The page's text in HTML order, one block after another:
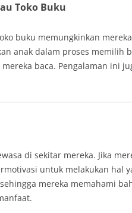
Toko Buku
buku memungkinkan
anak dalam proses memilih
baca. Pengalaman ini
di sekitar mereka. Jika
untuk melakukan hal
mereka memahami